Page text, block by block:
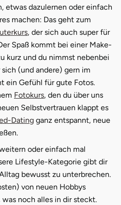
etwas dazulernen oder einfach
machen: Das geht zum
, der sich auch super für
Spaß kommt bei einer Make-
kurz und du nimmst nebenbei
(und andere) gern im
ein Gefühl für gute Fotos.
Fotokurs, den du über uns
Selbstvertrauen klappt es
Dating ganz entspannt, neue
oder einfach mal
Lifestyle-Kategorie gibt dir
bewusst zu unterbrechen.
von neuen Hobbys
noch alles in dir steckt.